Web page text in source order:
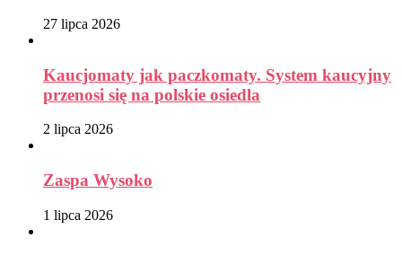
27 lipca 2026
Kaucjomaty jak paczkomaty. System kaucyjny
przenosi się na polskie osiedla
2 lipca 2026
Zaspa Wysoko
1 lipca 2026